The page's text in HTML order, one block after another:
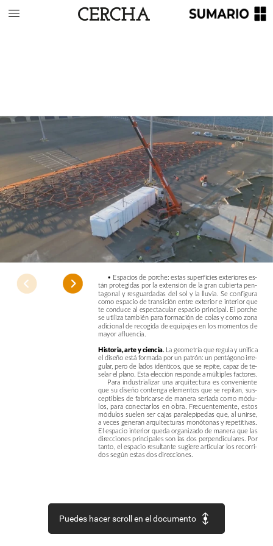
• Espaciosdeporche: estassuperficiesexterioreses-
tán protegidas porlaextensiónde lagrancubierta pen-
tagonal y resguardadas del sol y la lluvia. Se configura
como espaciodetransiciónentre exterioreinteriorque
teconduce al espectacular espacioprincipal. Elporche
seutilizatambiénpara formación decolasycomozona
adicionalderecogida deequipajesen losmomentosde
mayorafluencia.
Historia,arteyciencia. Lageometríaqueregulayunifica
eldiseñoestáformadaporunpatrón:unpentágonoirre-
gular, pero de ladosidénticos, queserepite, capazdete-
selarelplano. Estaelecciónrespondeamúltiplesfactores.
Para industrializar una arquitectura es conveniente
quesudiseñocontenga elementosqueserepitan, sus-
ceptibles de fabricarsedemanera seriada comomódu-
los, para conectarlos en obra. Frecuentemente, estos
módulos suelen ser cajas paralepípedas que, al unirse,
aveces generan arquitecturas monótonasyrepetitivas.
Elespacio interiorquedaorganizadodemaneraque las
direccionesprincipalesson lasdosperpendiculares. Por
tanto,elespacioresultantesugierearticular losrecorri-
dossegúnestasdosdirecciones.
Puedes hacer scroll en el documento